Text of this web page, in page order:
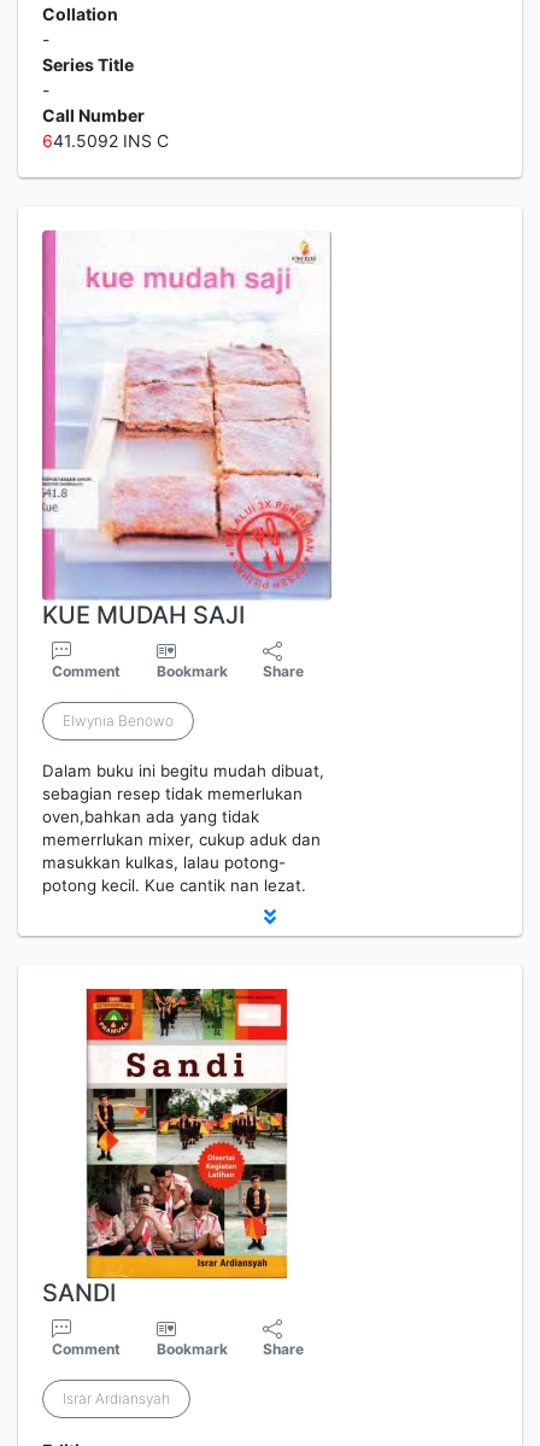
Collation
-
Series Title
-
Call Number
641.5092 INS C
KUE MUDAH SAJI
Comment Bookmark Share
Elwynia Benowo
Dalam buku ini begitu mudah dibuat,
sebagian resep tidak memerlukan
oven,bahkan ada yang tidak
memerrlukan mixer, cukup aduk dan
masukkan kulkas, lalau potong-
potong kecil. Kue cantik nan lezat.
SANDI
Comment Bookmark Share
Israr Ardiansyah